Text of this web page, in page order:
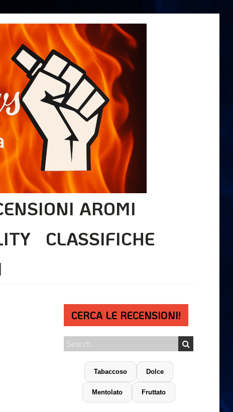
AROMI
CLASSIFICHE
CERCA LE RECENSIONI!
Tabaccoso Dolce
Mentolato Fruttato